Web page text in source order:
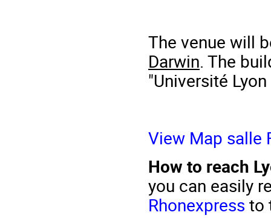
The venue will
Darwin. The
"Université
View Map salle
How to reach
you can easily
Rhonexpress to